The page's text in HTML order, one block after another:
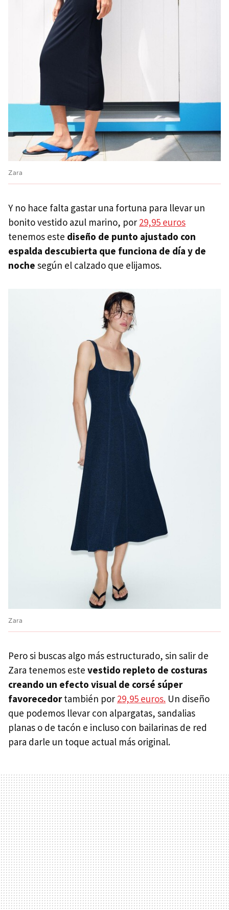
Zara
Y no hace falta gastar una fortuna para llevar un
bonito vestido azul marino, por 29,95 euros
tenemos este diseño de punto ajustado con
espalda descubierta que funciona de día y de
noche según el calzado que elijamos.
Zara
Pero si buscas algo más estructurado, sin salir de
Zara tenemos este vestido repleto de costuras
creando un efecto visual de corsé súper
favorecedortambién por 29,95 euros. Un diseño
que podemos llevar con alpargatas, sandalias
planas o de tacón e incluso con bailarinas de red
para darle un toque actual más original.